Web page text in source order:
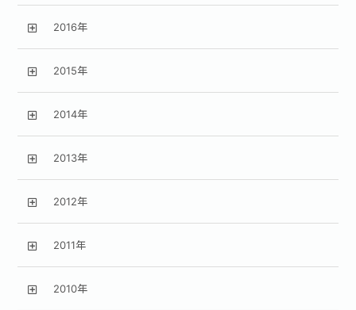
2016年
2015年
2014年
2013年
2012年
2011年
2010年